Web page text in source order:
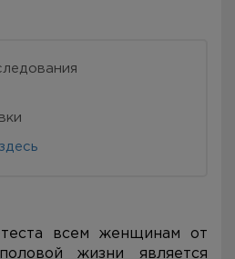
всем женщинам от
жизни является